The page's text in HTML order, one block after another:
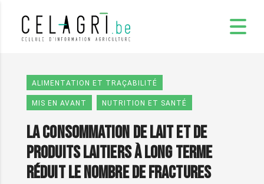
ALIMENTATION ET TRAÇABILITÉ
MIS EN AVANT NUTRITION ET SANTÉ
La consommation de lait et de
produits laitiers à long terme
réduit le nombre de fractures